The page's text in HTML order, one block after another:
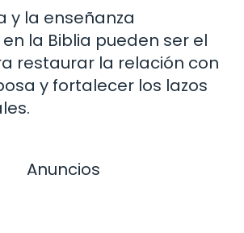
y la enseñanza
la Biblia pueden ser el
restaurar la relación con
y fortalecer los lazos
Anuncios